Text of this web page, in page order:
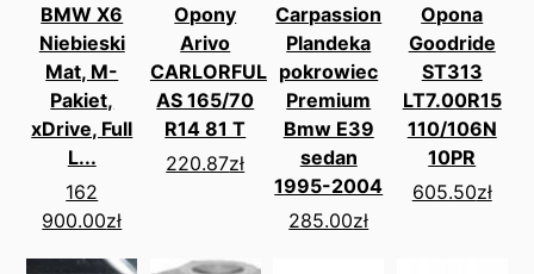
BMW X6
Niebieski
Mat, M-
Pakiet,
xDrive, Full
L...
162
900.00zł
Opony
Arivo
CARLORFUL
AS 165/70
R14 81 T
220.87zł
Carpassion
Plandeka
pokrowiec
Premium
Bmw E39
sedan
1995-2004
285.00zł
Opona
Goodride
ST313
LT7.00R15
110/106N
10PR
605.50zł